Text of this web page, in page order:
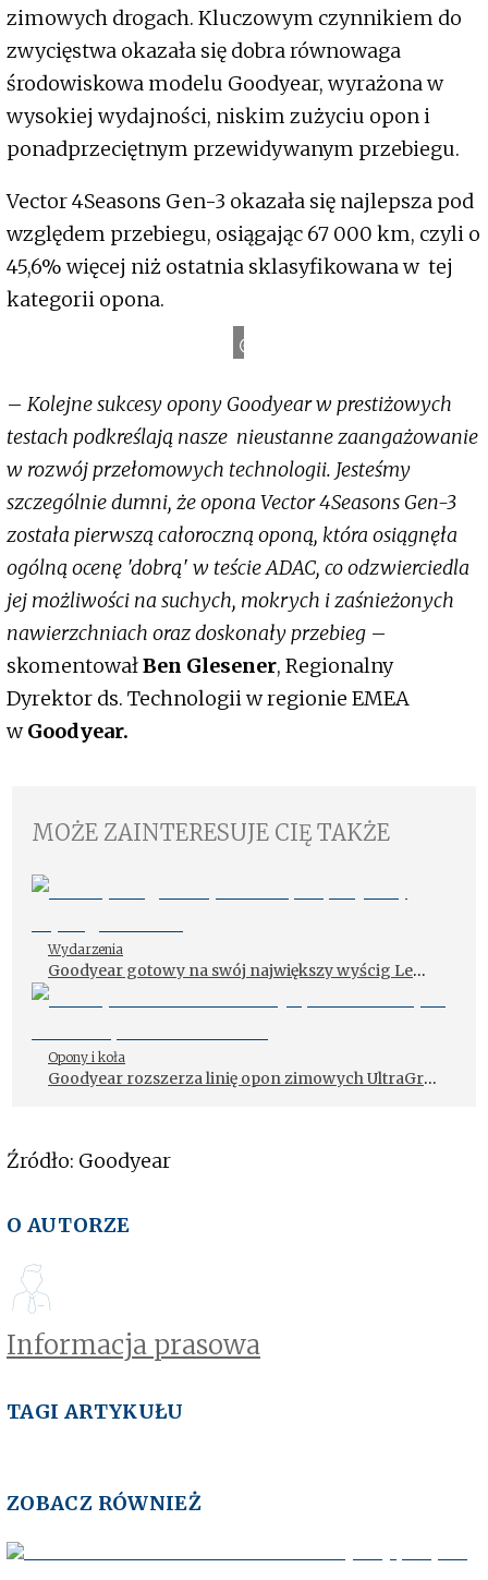
zimowych drogach. Kluczowym czynnikiem do
zwycięstwa okazała się dobra równowaga
środowiskowa modelu Goodyear, wyrażona w
wysokiej wydajności, niskim zużyciu opon i
ponadprzeciętnym przewidywanym przebiegu.
Vector 4Seasons Gen-3 okazała się najlepsza pod
względem przebiegu, osiągając 67 000 km, czyli o
45,6% więcej niż ostatnia sklasyfikowana w tej
kategorii opona.
– Kolejne sukcesy opony Goodyear w prestiżowych
testach podkreślają nasze nieustanne zaangażowanie
w rozwój przełomowych technologii. Jesteśmy
szczególnie dumni, że opona Vector 4Seasons Gen-3
została pierwszą całoroczną oponą, która osiągnęła
ogólną ocenę 'dobrą' w teście ADAC, co odzwierciedla
jej możliwości na suchych, mokrych i zaśnieżonych
nawierzchniach oraz doskonały przebieg –
skomentowałBen Glesener, Regionalny
Dyrektor ds. Technologii w regionie EMEA
wGoodyear.
MOŻE ZAINTERESUJE CIĘ TAKŻE
Wydarzenia
Goodyear gotowy na swój największy wyścig Le
Mans
Opony i koła
Goodyear rozszerza linię opon zimowych UltraGrip
Źródło: Goodyear
O AUTORZE
Informacja prasowa
TAGI ARTYKUŁU
ZOBACZ RÓWNIEŻ